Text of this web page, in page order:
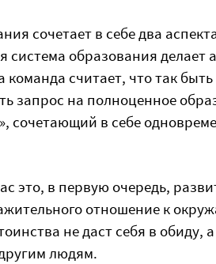
сочетает в себе два
система образования делает
считает, что так
запрос на полноценное
сочетающий в себе
это, в первую очередь,
отношение к
не даст себя в обиду,
людям.